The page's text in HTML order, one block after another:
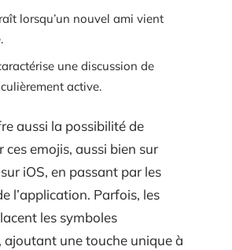
lorsqu’un nouvel ami vient
une discussion de
active.
aussi la possibilité de
ces emojis, aussi bien sur
iOS, en passant par les
l’application. Parfois, les
les symboles
une touche unique à